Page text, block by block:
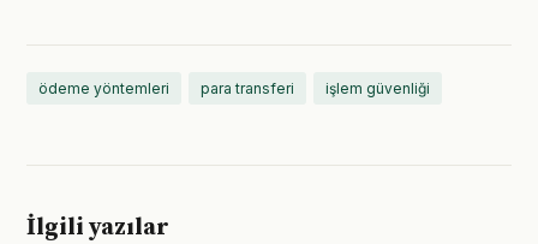
ödeme yöntemleri para transferi işlem güvenliği
İlgili yazılar